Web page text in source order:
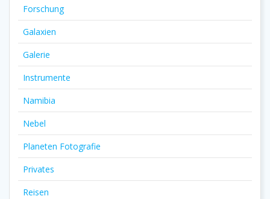
Forschung
Galaxien
Galerie
Instrumente
Namibia
Nebel
Planeten Fotografie
Privates
Reisen